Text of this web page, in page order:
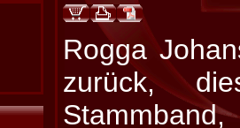
Rogga
zurück,